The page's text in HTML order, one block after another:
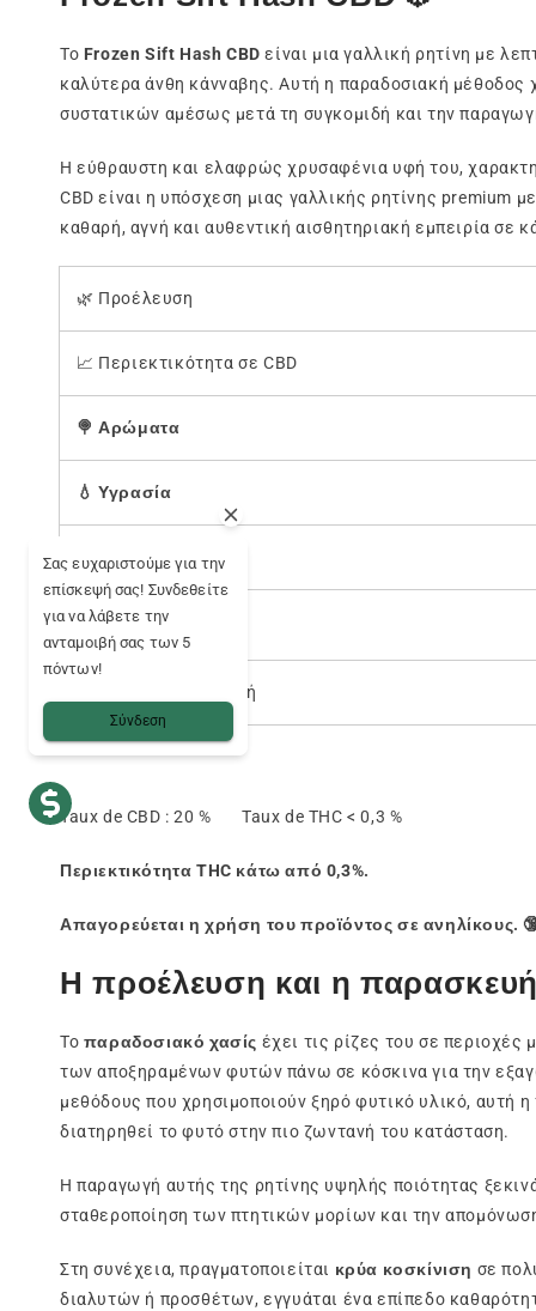
Το Frozen Sift Hash CBD είναι μια γαλλική ρητίνη με
καλύτερα άνθη κάνναβης. Αυτή η παραδοσιακή μέθοδος
συστατικών αμέσως μετά τη συγκομιδή και την
Η εύθραυστη και ελαφρώς χρυσαφένια υφή του,
CBD είναι η υπόσχεση μιας γαλλικής ρητίνης premium
καθαρή, αγνή και αυθεντική αισθητηριακή εμπειρία σε
🌿 Προέλευση
📈 Περιεκτικότητα σε CBD
🍭 Αρώματα
💧 Υγρασία
🚚 Παράδοση
🌍 Χώρα παράδοσης
💳 Ασφαλής πληρωμή
Taux de CBD : 20 % Taux de THC < 0,3 %
Περιεκτικότητα THC κάτω από 0,3%.
Απαγορεύεται η χρήση του προϊόντος σε ανηλίκους.
Η προέλευση και η παρασκευή
Το παραδοσιακό χασίς έχει τις ρίζες του σε
των αποξηραμένων φυτών πάνω σε κόσκινα για την
μεθόδους που χρησιμοποιούν ξηρό φυτικό υλικό, αυτή
διατηρηθεί το φυτό στην πιο ζωντανή του κατάσταση.
Η παραγωγή αυτής της ρητίνης υψηλής ποιότητας
σταθεροποίηση των πτητικών μορίων και την
Στη συνέχεια, πραγματοποιείται κρύα κοσκίνιση σε
διαλυτών ή προσθέτων, εγγυάται ένα επίπεδο
Σας ευχαριστούμε για την
επίσκεψή σας! Συνδεθείτε
για να λάβετε την
ανταμοιβή σας των 5
πόντων!
Σύνδεση